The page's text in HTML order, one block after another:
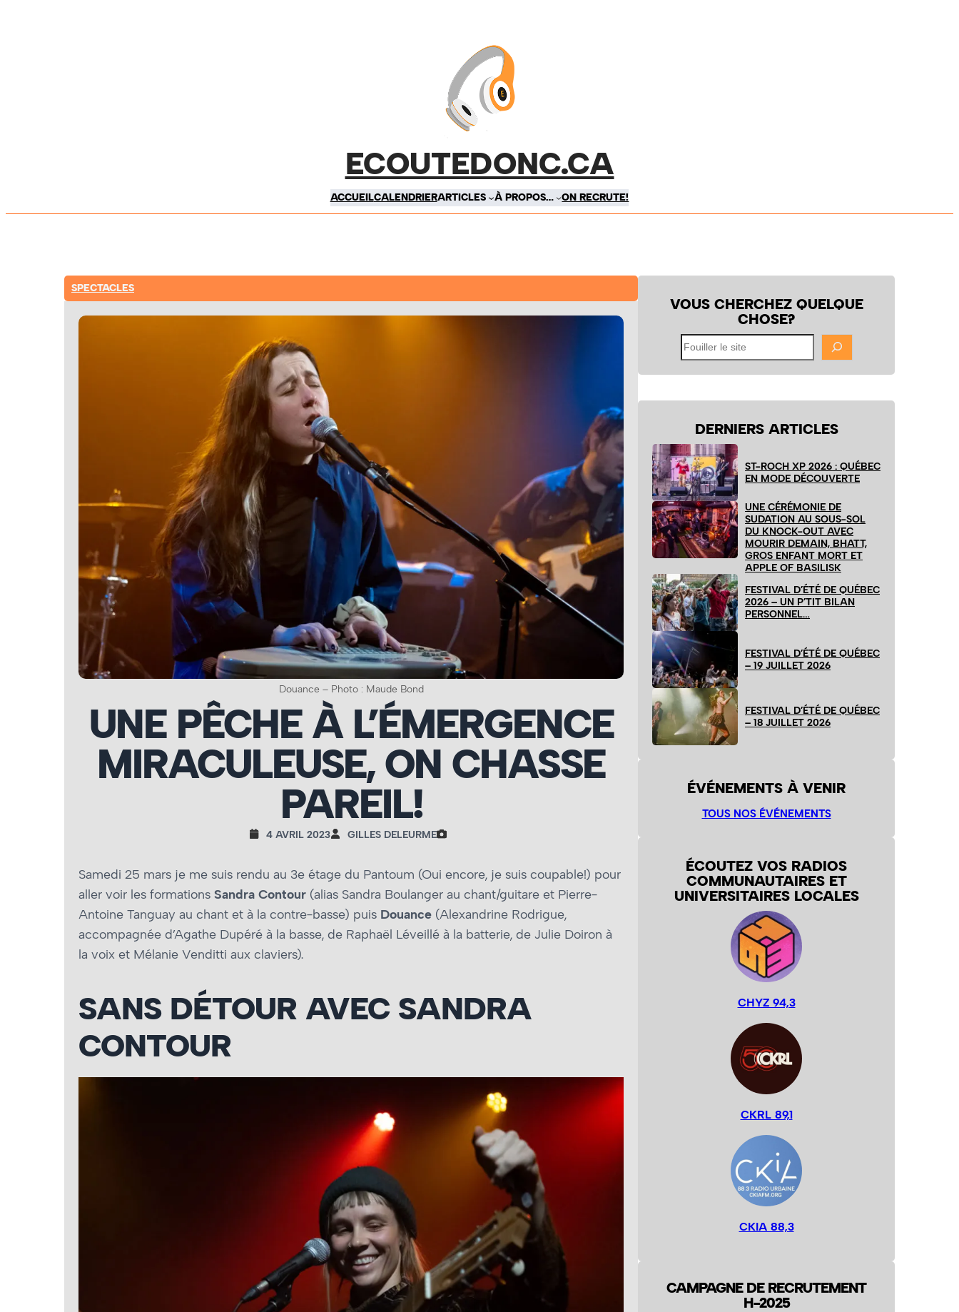
ECOUTEDONC.CA
ACCUEILCALENDRIERARTICLES À PROPOS… ON RECRUTE!
SPECTACLES
Douance – Photo : Maude Bond
UNE PÊCHE À L’ÉMERGENCE
MIRACULEUSE, ON CHASSE
PAREIL!
4 AVRIL 2023 GILLES DELEURME
Samedi 25 mars je me suis rendu au 3e étage du Pantoum (Oui encore, je suis coupable!) pour
aller voir les formations Sandra Contour (alias Sandra Boulanger au chant/guitare et Pierre-
Antoine Tanguay au chant et à la contre-basse) puis Douance (Alexandrine Rodrigue,
accompagnée d’Agathe Dupéré à la basse, de Raphaël Léveillé à la batterie, de Julie Doiron à
la voix et Mélanie Venditti aux claviers).
SANS DÉTOUR AVEC SANDRA
CONTOUR
VOUS CHERCHEZ QUELQUE
CHOSE?
Fouiller
le
site
DERNIERS ARTICLES
ST-ROCH XP 2026 : QUÉBEC
EN MODE DÉCOUVERTE
UNE CÉRÉMONIE DE
SUDATION AU SOUS-SOL
DU KNOCK-OUT AVEC
MOURIR DEMAIN, BHATT,
GROS ENFANT MORT ET
APPLE OF BASILISK
FESTIVAL D’ÉTÉ DE QUÉBEC
2026 – UN P’TIT BILAN
PERSONNEL…
FESTIVAL D’ÉTÉ DE QUÉBEC
– 19 JUILLET 2026
FESTIVAL D’ÉTÉ DE QUÉBEC
– 18 JUILLET 2026
ÉVÉNEMENTS À VENIR
TOUS NOS ÉVÉNEMENTS
ÉCOUTEZ VOS RADIOS
COMMUNAUTAIRES ET
UNIVERSITAIRES LOCALES
CHYZ 94,3
CKRL 89,1
CKIA 88,3
CAMPAGNE DE RECRUTEMENT
H-2025